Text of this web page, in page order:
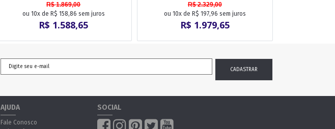
R$ 1.869,00
ou 10x de R$ 158,86 sem juros
R$ 1.588,65
R$ 2.329,00
ou 10x de R$ 197,96 sem juros
R$ 1.979,65
AJUDA
Fale Conosco
SOCIAL